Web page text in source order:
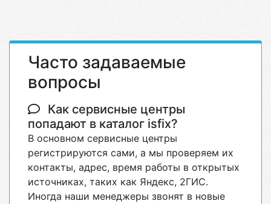
Часто задаваемые
вопросы
Как сервисные центры
попадают в каталог isfix?
В основном сервисные центры
регистрируются сами, а мы проверяем их
контакты, адрес, время работы в открытых
источниках, таких как Яндекс, 2ГИС.
Иногда наши менеджеры звонят в новые